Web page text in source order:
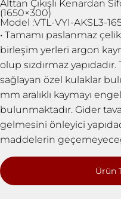
Alttan Çıkışlı Kenardan
(1650×300)
Model :VTL-VYI-AKSL3-
• Tamamı paslanmaz
birleşim yerleri argon
olup sızdırmaz
sağlayan özel kulaklar
mm aralıklı kaymayı
bulunmaktadır. Gider
gelmesini önleyici
maddelerin
Ürün